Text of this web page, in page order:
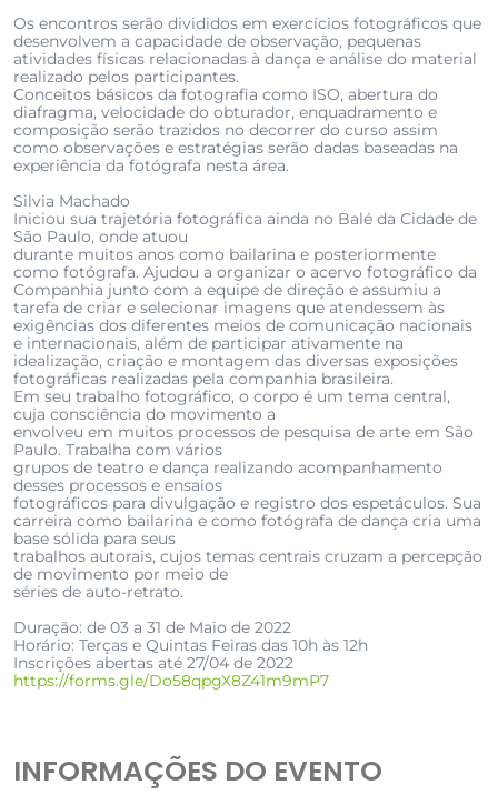
Os encontros serão divididos em exercícios fotográficos que
desenvolvem a capacidade de observação, pequenas
atividades físicas relacionadas à dança e análise do material
realizado pelos participantes.
Conceitos básicos da fotografia como ISO, abertura do
diafragma, velocidade do obturador, enquadramento e
composição serão trazidos no decorrer do curso assim
como observações e estratégias serão dadas baseadas na
experiência da fotógrafa nesta área.
Silvia Machado
Iniciou sua trajetória fotográfica ainda no Balé da Cidade de
São Paulo, onde atuou
durante muitos anos como bailarina e posteriormente
como fotógrafa. Ajudou a organizar o acervo fotográfico da
Companhia junto com a equipe de direção e assumiu a
tarefa de criar e selecionar imagens que atendessem às
exigências dos diferentes meios de comunicação nacionais
e internacionais, além de participar ativamente na
idealização, criação e montagem das diversas exposições
fotográficas realizadas pela companhia brasileira.
Em seu trabalho fotográfico, o corpo é um tema central,
cuja consciência do movimento a
envolveu em muitos processos de pesquisa de arte em São
Paulo. Trabalha com vários
grupos de teatro e dança realizando acompanhamento
desses processos e ensaios
fotográficos para divulgação e registro dos espetáculos. Sua
carreira como bailarina e como fotógrafa de dança cria uma
base sólida para seus
trabalhos autorais, cujos temas centrais cruzam a percepção
de movimento por meio de
séries de auto-retrato.
Duração: de 03 a 31 de Maio de 2022
Horário: Terças e Quintas Feiras das 10h às 12h
Inscrições abertas até 27/04 de 2022
https://forms.gle/Do58qpgX8Z41m9mP7
INFORMAÇÕES DO EVENTO